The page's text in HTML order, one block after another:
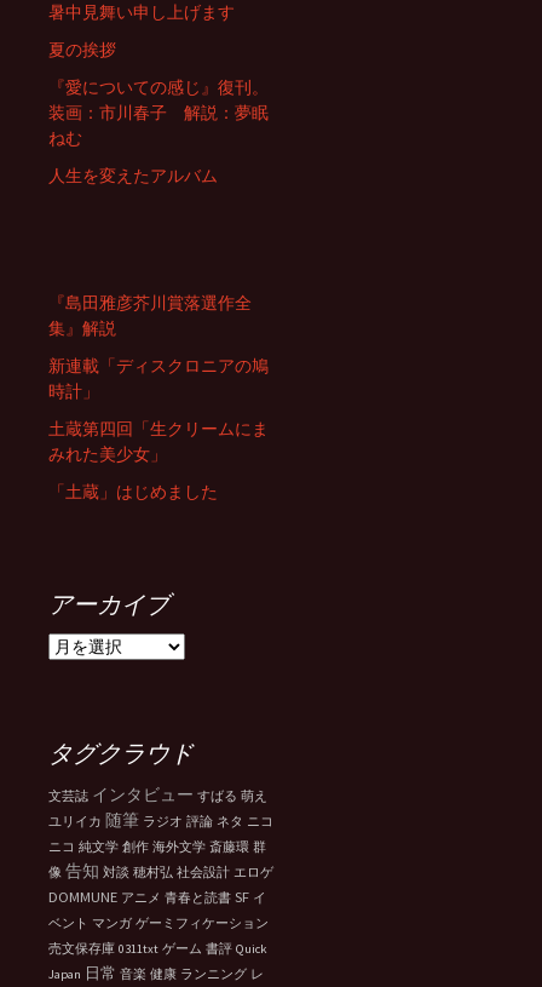
暑中見舞い申し上げます
夏の挨拶
『愛についての感じ』復刊。
装画：市川春子 解説：夢眠
ねむ
人生を変えたアルバム
『島田雅彦芥川賞落選作全
集』解説
新連載「ディスクロニアの鳩
時計」
土蔵第四回「生クリームにま
みれた美少女」
「土蔵」はじめました
アーカイブ
ア
ブ
タグクラウド
文芸誌 インタビュー すばる 萌え
ユリイカ 随筆 ラジオ 評論 ネタ ニコ
ニコ 純文学 創作 海外文学 斎藤環 群
像 告知 対談 穂村弘 社会設計 エロゲ
DOMMUNE アニメ 青春と読書 SF イ
ベント マンガ ゲーミフィケーション
売文保存庫 0311txt ゲーム 書評 Quick
Japan 日常 音楽 健康 ランニング レ